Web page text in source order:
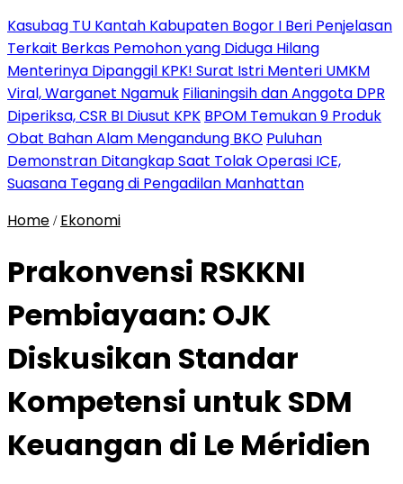
Kasubag TU Kantah Kabupaten Bogor I Beri Penjelasan
Terkait Berkas Pemohon yang Diduga Hilang
Menterinya Dipanggil KPK! Surat Istri Menteri UMKM
Viral, Warganet Ngamuk Filianingsih dan Anggota DPR
Diperiksa, CSR BI Diusut KPK BPOM Temukan 9 Produk
Obat Bahan Alam Mengandung BKO Puluhan
Demonstran Ditangkap Saat Tolak Operasi ICE,
Suasana Tegang di Pengadilan Manhattan
Home / Ekonomi
Prakonvensi RSKKNI
Pembiayaan: OJK
Diskusikan Standar
Kompetensi untuk SDM
Keuangan di Le Méridien